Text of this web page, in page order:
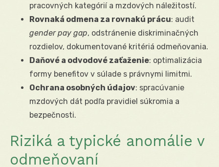
pracovných kategórií a mzdových náležitostí.
Rovnaká odmena za rovnakú prácu: audit
gender pay gap, odstránenie diskriminačných
rozdielov, dokumentované kritériá odmeňovania.
Daňové a odvodové zaťaženie: optimalizácia
formy benefitov v súlade s právnymi limitmi.
Ochrana osobných údajov: spracúvanie
mzdových dát podľa pravidiel súkromia a
bezpečnosti.
Riziká a typické anomálie v
odmeňovaní